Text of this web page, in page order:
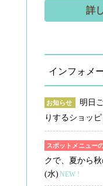
詳
インフォメ
お知らせ
明日
りするショッ
スポットメニュー
クで、夏から
(水) NEW !